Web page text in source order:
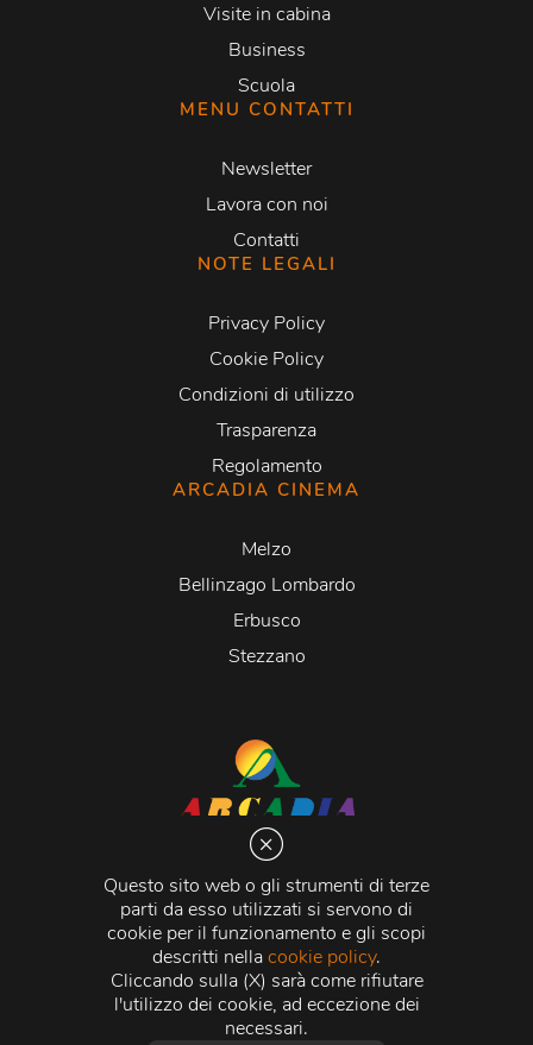
Questo sito web o gli strumenti di terze
parti da esso utilizzati si servono di
cookie per il funzionamento e gli scopi
descritti nellacookie policy.
Cliccando sulla (X) sarà come rifiutare
l'utilizzo dei cookie, ad eccezione dei
necessari.
Visite in cabina
Business
Scuola
MENU CONTATTI
Newsletter
Lavora con noi
Contatti
NOTE LEGALI
Privacy Policy
Cookie Policy
Condizioni di utilizzo
Trasparenza
Regolamento
ARCADIA CINEMA
Melzo
Bellinzago Lombardo
Erbusco
Stezzano
Via Martiri della Libertà 20066 Melzo (MI)
C.C.I.A.A. - R.E.A di Milano n. 1427910
Registro delle Imprese di Milano n. 338392 -
Fiscale e Partita Iva11015840157 | Capitale Sociale
500.000,00 i.v.
Credits:Crea Informatica S.r.l. 2026 © Tutti i diritti
riservati.